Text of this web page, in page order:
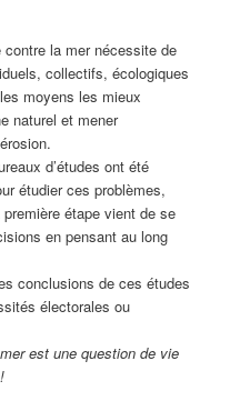
la mer nécessite de
collectifs, écologiques
moyens les mieux
naturel et mener
d’études ont été
étudier ces problèmes,
étape vient de se
en pensant au long
conclusions de ces études
électorales ou
est une question de vie